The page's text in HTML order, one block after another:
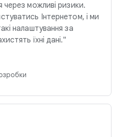
через можливі ризики.
Інтернетом, і ми
налаштування за
їхні дані."